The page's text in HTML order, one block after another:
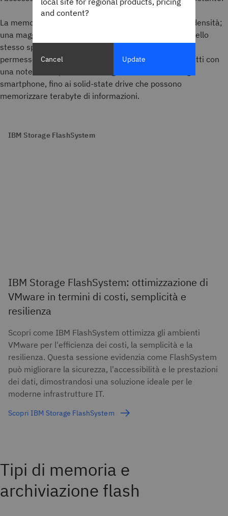
La memoria flash si classifica in bassa, media e alta densità;
una maggiore densità di storage racchiude più celle nello
stesso spazio fisico. Questo progresso tecnologico ha
permesso lo sviluppo di dispositivi sempre più compatti con
una notevole capacità di storage, dalle unità USB agli
smartphone, fino ai solid-state drive che possono
memorizzare terabyte di informazioni.
IBM Storage FlashSystem
IBM Storage FlashSystem: ottimizzazione di
VMware in termini di costi, semplicità e
resilienza
Scopri come IBM FlashSystem ottimizza gli ambienti
VMware per l'efficienza dei costi, la semplicità e la
resilienza. Questa sessione evidenzia come FlashSystem
può migliorare la sicurezza, l'accessibilità e le prestazioni
dei dati, dimostrandosi una soluzione ideale per le
moderne infrastrutture IT.
Scopri IBM Storage FlashSystem
Tipi di memoria e
archiviazione flash
and content?
Cancel Update